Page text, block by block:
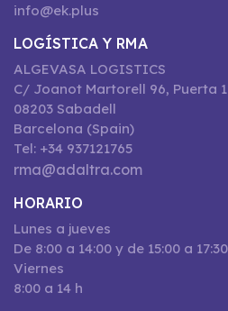
info@ek.plus
LOGÍSTICA Y RMA
ALGEVASA LOGISTICS
C/ Joanot Martorell 96, Puerta 1
08203 Sabadell
Barcelona (Spain)
Tel: +34 937121765
rma@adaltra.com
HORARIO
Lunes a jueves
De 8:00 a 14:00 y de 15:00 a
Viernes
8:00 a 14 h